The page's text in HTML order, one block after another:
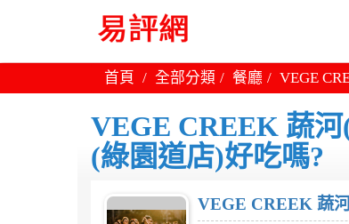
首頁 全部分類 餐廳 VEGE
VEGE CREEK 蔬
(綠園道店)好吃嗎?
VEGE CREEK 蔬